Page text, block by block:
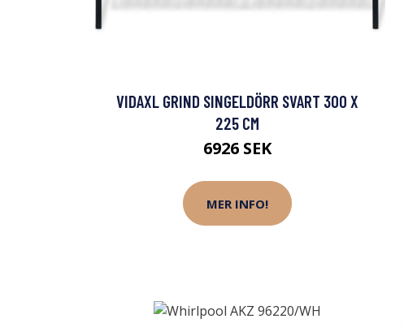
VIDAXL GRIND SINGELDÖRR SVART 300 X
225 CM
6926 SEK
MER INFO!